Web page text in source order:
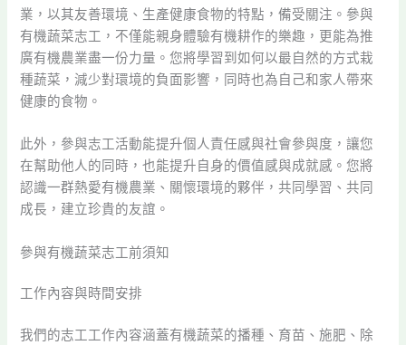
業，以其友善環境、生產健康食物的特點，備受關注。參與
有機蔬菜志工，不僅能親身體驗有機耕作的樂趣，更能為推
廣有機農業盡一份力量。您將學習到如何以最自然的方式栽
種蔬菜，減少對環境的負面影響，同時也為自己和家人帶來
健康的食物。
此外，參與志工活動能提升個人責任感與社會參與度，讓您
在幫助他人的同時，也能提升自身的價值感與成就感。您將
認識一群熱愛有機農業、關懷環境的夥伴，共同學習、共同
成長，建立珍貴的友誼。
參與有機蔬菜志工前須知
工作內容與時間安排
我們的志工工作內容涵蓋有機蔬菜的播種、育苗、施肥、除